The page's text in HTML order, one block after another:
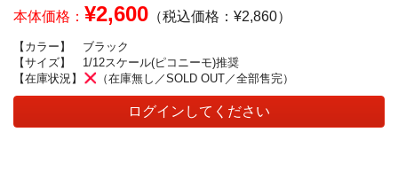
本体価格： ¥2,600 （税込価格：¥2,860）
【カラー】
ブラック
【サイズ】
1/12スケール(ピコニーモ)推奨
【在庫状況】
（在庫無し／SOLD OUT／全部售完）
ログインしてください